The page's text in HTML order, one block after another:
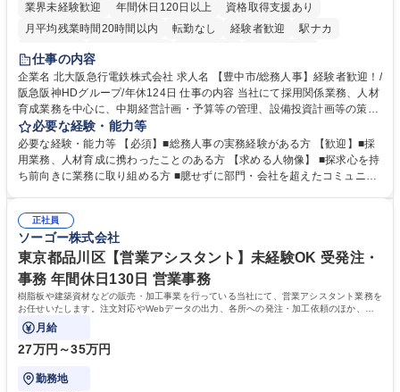
業界未経験歓迎
年間休日120日以上
資格取得支援あり
月平均残業時間20時間以内
転勤なし 経験者歓迎
駅ナカ
退職金あり
土日祝休み
服装自由 昼食補助あり 食事補助あり
仕事の内容
企業名 北大阪急行電鉄株式会社 求人名 【豊中市/総務人事】経験者歓迎！/
阪急阪神HDグループ/年休124日 仕事の内容 当社にて採用関係業務、人材
育成業務を中心に、中期経営計画・予算等の管理、設備投資計画等の策
定、さらに社内の重要会議の運営等、経営の根幹となる幅広い総務人事業
務全般を担当していただきます。 【主な業務内容】 ■採用関係業務および
人材育成(社員研修)業務の推進 ■中期経営計画および予算等の管理 ■設備
投資計画等の策定 ■社内の重要会議の運営 ■その他総務人事業務全般 【入
務人事】経験者歓迎！/阪急阪神HDグループ/年休124日
必要な経験・能力等
必要な経験・能力等 【必須】■総務人事の実務経験がある方 【歓迎】■採
用業務、人材育成に携わったことのある方 【求める人物像】 ■探求心を持
ち前向きに業務に取り組める方 ■臆せずに部門・会社を超えたコミュニケ
囲のメンバーと協調しつつ主体性を持って能動的に業務を推進できる方 学
歴・資格 学歴：大学院 大学 高専 短大 専修学校 高校 語学力： 資格：
正社員
ソーゴー株式会社
東京都品川区【営業アシスタント】未経験OK 受発注・
事務 年間休日130日 営業事務
樹脂板や建築資材などの販売・加工事業を行っている当社にて、営業アシスタント業務を
お任せいたします。注文対応やWebデータの出力、各所への発注・加工依頼のほか、電
話・メール対応等の事務業務を担当します。
月給
27万円～35万円
勤務地